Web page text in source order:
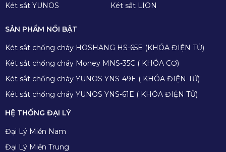
Két sắt YUNOS
Két sắt LION
SẢN PHẨM NỔI BẬT
Két sắt chống cháy HOSHANG HS-65E (KHÓA ĐIỆN TỬ)
Két sắt chống cháy Money MNS-35C ( KHÓA CƠ)
Két sắt chống cháy YUNOS YNS-49E ( KHÓA ĐIỆN TỬ)
Két sắt chống cháy YUNOS YNS-61E ( KHÓA ĐIỆN TỬ)
HỆ THỐNG ĐẠI LÝ
Đại Lý Miền Nam
Đại Lý Miền Trung